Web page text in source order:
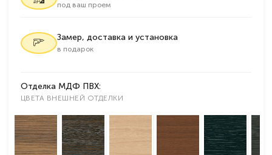
под ваш проем
Замер, доставка и установка
в подарок
Отделка МДФ ПВХ:
ЦВЕТА ВНЕШНЕЙ ОТДЕЛКИ